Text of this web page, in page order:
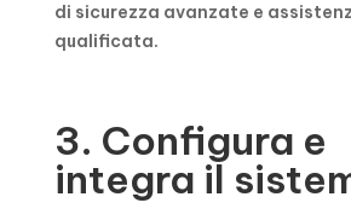
di sicurezza avanzate e
qualificata.
3. Configura e
integra il